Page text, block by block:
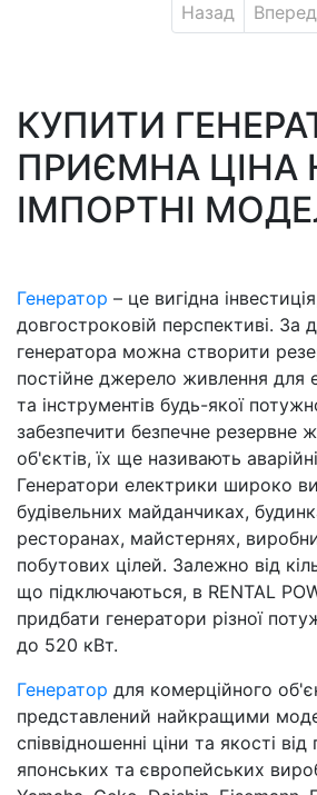
Назад
Вперед
КУПИТИ
ПРИЄМНА ЦІНА
ІМПОРТНІ
Генератор – це вигідна
довгостроковій перспективі. За
генератора можна створити
постійне джерело живлення для
та інструментів будь-якої
забезпечити безпечне резервне
об'єктів, їх ще називають
Генератори електрики широко
будівельних майданчиках,
ресторанах, майстернях,
побутових цілей. Залежно від
що підключаються, в RENTAL
придбати генератори різної
до 520 кВт.
Генератор для комерційного
представлений найкращими
співвідношенні ціни та якості від
японських та європейських